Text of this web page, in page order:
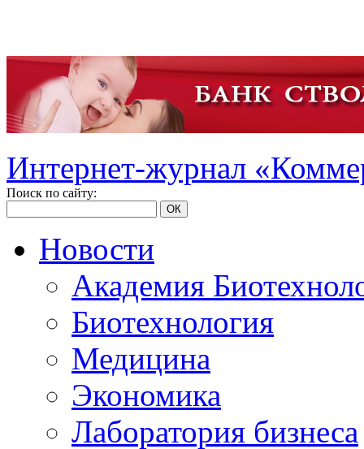
Интернет-журнал
Поиск по сайту:
ОК
Новости
Академия
Биотехнология
Медицина
Экономика
Лаборатория бизнеса